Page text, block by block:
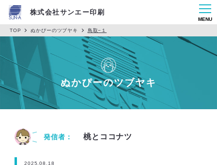
株式会社サンエー印刷
MENU
TOP ぬかぴーのツブヤキ 鳥取−１
ぬかぴーのツブヤキ
発信者： 桃とココナツ
2025.08.18